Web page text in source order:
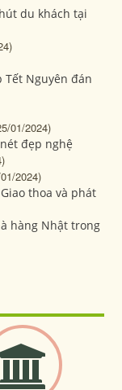
du khách tại
Nguyên đán
01/2024)
đẹp nghệ
2024)
thoa và phát
hàng Nhật trong